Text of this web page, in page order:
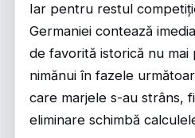
Iar pentru restul
Germaniei contează
de favorită istorică nu
nimănui în fazele
care marjele s-au strâns,
eliminare schimbă